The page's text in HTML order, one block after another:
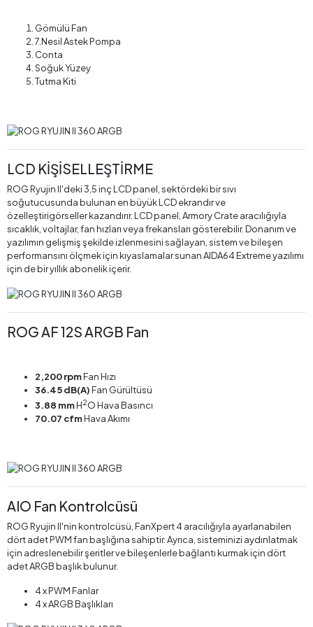
Gömülü Fan
7.Nesil Astek Pompa
Conta
Soğuk Yüzey
Tutma Kiti
LCD KİŞİSELLEŞTİRME
ROG Ryujin II'deki 3,5 inç LCD panel, sektördeki bir sıvı
soğutucusunda bulunan en büyük LCD ekrandır ve
özelleştirigörseller kazandırır. LCD panel, Armory Crate aracılığıyla
sıcaklık, voltajlar, fan hızları veya frekansları gösterebilir. Donanım ve
yazılımın gelişmiş şekilde izlenmesini sağlayan, sistem ve bileşen
performansını ölçmek için kıyaslamalar sunan AIDA64 Extreme yazılımı
için de bir yıllık abonelik içerir.
ROG AF 12S ARGB Fan
2,200 rpmFan Hızı
36.45 dB(A)Fan Gürültüsü
3.88 mmH2O Hava Basıncı
70.07 cfmHava Akımı
AIO Fan Kontrolcüsü
ROG Ryujin II'nin kontrolcüsü, FanXpert 4 aracılığıyla ayarlanabilen
dört adet PWM fan başlığına sahiptir. Ayrıca, sisteminizi aydınlatmak
için adreslenebilir şeritler ve bileşenlerle bağlantı kurmak için dört
adet ARGB başlık bulunur.
4 x PWM Fanlar
4 x ARGB Başlıkları